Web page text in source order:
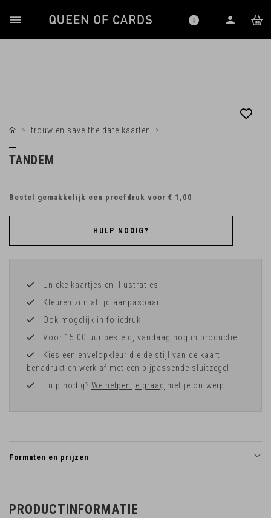
trouw en save the date kaarten
TANDEM
Bestel gemakkelijk een proefdruk voor € 1,00
HULP NODIG?
Unieke kaartjes en illustraties
Kleuren zijn altijd aanpasbaar
Ook mogelijk in foliedruk
Voor 15.00 uur besteld, vandaag nog in productie
Kies een envelopkleur die de stijl van de kaart
benadrukt en werk af met een bijpassende sluitzegel
Hulp nodig? We helpen je graag met je ontwerp
Formaten en prijzen
PRODUCTINFORMATIE